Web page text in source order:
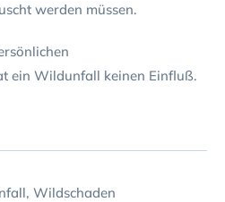
werden müssen.
ein Wildunfall keinen Einfluß.
, Wildschaden